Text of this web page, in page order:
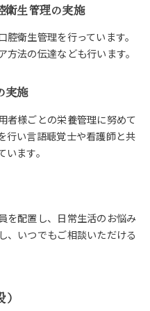
衛生管理の実施
衛生管理を行っています。
法の伝達なども行います。
実施
者様ごとの栄養管理に努めて
行い言語聴覚士や看護師と共
ます。
を配置し、日常生活のお悩み
、いつでもご相談いただける